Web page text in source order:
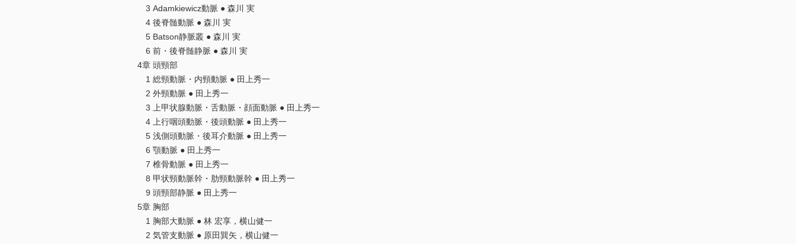
3 Adamkiewicz動脈 ● 森川 実
4 後脊髄動脈 ● 森川 実
5 Batson静脈叢 ● 森川 実
6 前・後脊髄静脈 ● 森川 実
4章 頭頸部
1 総頸動脈・内頸動脈 ● 田上秀一
2 外頸動脈 ● 田上秀一
3 上甲状腺動脈・舌動脈・顔面動脈 ● 田上秀一
4 上行咽頭動脈・後頭動脈 ● 田上秀一
5 浅側頭動脈・後耳介動脈 ● 田上秀一
6 顎動脈 ● 田上秀一
7 椎骨動脈 ● 田上秀一
8 甲状頸動脈幹・肋頸動脈幹 ● 田上秀一
9 頭頸部静脈 ● 田上秀一
5章 胸部
1 胸部大動脈 ● 林 宏享，横山健一
2 気管支動脈 ● 原田巽矢，横山健一